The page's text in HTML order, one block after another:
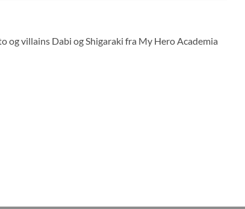
og villains Dabi og Shigaraki fra My Hero Academia